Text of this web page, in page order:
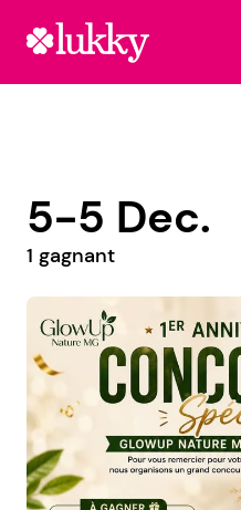
5-5 Dec.
1 gagnant
Orchestra Dechy